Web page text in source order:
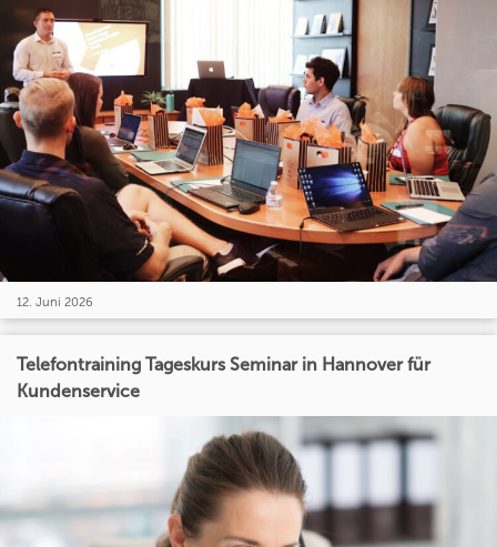
12. Juni 2026
Telefontraining Tageskurs Seminar in Hannover für
Kundenservice